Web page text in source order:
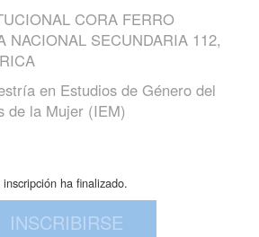
CORA FERRO
NACIONAL SECUNDARIA 112,
en Estudios de Género del
de la Mujer (IEM)
inscripción ha finalizado.
INSCRIBIRSE